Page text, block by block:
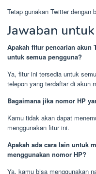
Tetap gunakan Twitter dengan
Jawaban
Apakah fitur pencarian akun
untuk semua pengguna?
Ya, fitur ini tersedia untuk
telepon yang terdaftar di akun
Bagaimana jika nomor HP
Kamu tidak akan dapat
menggunakan fitur ini.
Apakah ada cara lain untuk
menggunakan nomor HP?
Ya, kamu bisa menggunakan